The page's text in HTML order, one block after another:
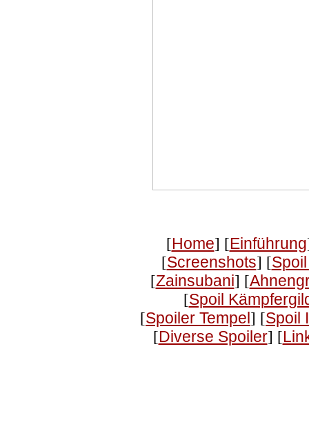
[Home] [Einführung
[Screenshots] [
[Zainsubani] [
[Spoil
[Spoiler Tempel] [Spoil
[Diverse Spoiler] [